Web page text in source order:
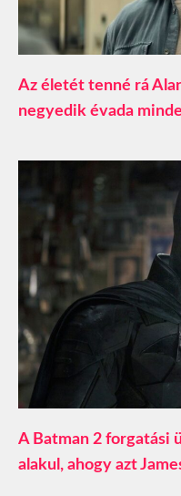
Az életét tenné rá
negyedik évada
A Batman 2 forgatási
alakul, ahogy azt